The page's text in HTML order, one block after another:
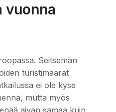
vuonna
Seitsemän
turistimäärät
ei ole kyse
mutta myös
aivan samaa kuin